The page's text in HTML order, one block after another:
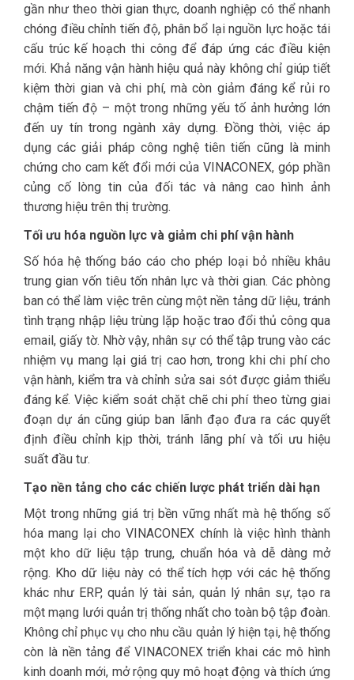
gần như theo thời gian thực, doanh nghiệp có thể nhanh
chóng điều chỉnh tiến độ, phân bổ lại nguồn lực hoặc tái
cấu trúc kế hoạch thi công để đáp ứng các điều kiện
mới. Khả năng vận hành hiệu quả này không chỉ giúp tiết
kiệm thời gian và chi phí, mà còn giảm đáng kể rủi ro
chậm tiến độ – một trong những yếu tố ảnh hưởng lớn
đến uy tín trong ngành xây dựng. Đồng thời, việc áp
dụng các giải pháp công nghệ tiên tiến cũng là minh
chứng cho cam kết đổi mới của VINACONEX, góp phần
củng cố lòng tin của đối tác và nâng cao hình ảnh
thương hiệu trên thị trường.
Tối ưu hóa nguồn lực và giảm chi phí vận hành
Số hóa hệ thống báo cáo cho phép loại bỏ nhiều khâu
trung gian vốn tiêu tốn nhân lực và thời gian. Các phòng
ban có thể làm việc trên cùng một nền tảng dữ liệu, tránh
tình trạng nhập liệu trùng lặp hoặc trao đổi thủ công qua
email, giấy tờ. Nhờ vậy, nhân sự có thể tập trung vào các
nhiệm vụ mang lại giá trị cao hơn, trong khi chi phí cho
vận hành, kiểm tra và chỉnh sửa sai sót được giảm thiểu
đáng kể. Việc kiểm soát chặt chẽ chi phí theo từng giai
đoạn dự án cũng giúp ban lãnh đạo đưa ra các quyết
định điều chỉnh kịp thời, tránh lãng phí và tối ưu hiệu
suất đầu tư.
Tạo nền tảng cho các chiến lược phát triển dài hạn
Một trong những giá trị bền vững nhất mà hệ thống số
hóa mang lại cho VINACONEX chính là việc hình thành
một kho dữ liệu tập trung, chuẩn hóa và dễ dàng mở
rộng. Kho dữ liệu này có thể tích hợp với các hệ thống
khác như ERP, quản lý tài sản, quản lý nhân sự, tạo ra
một mạng lưới quản trị thống nhất cho toàn bộ tập đoàn.
Không chỉ phục vụ cho nhu cầu quản lý hiện tại, hệ thống
còn là nền tảng để VINACONEX triển khai các mô hình
kinh doanh mới, mở rộng quy mô hoạt động và thích ứng